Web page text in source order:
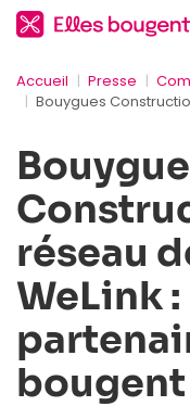
Accueil Presse
Bouygues
réseau
WeLink
bougent